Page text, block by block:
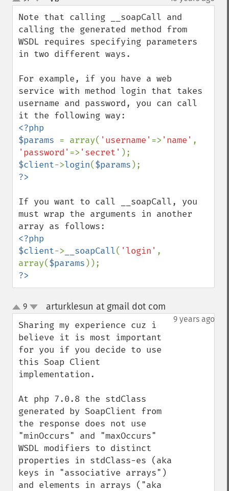
up
down
Note that calling __soapCall and
calling the generated method from
WSDL requires specifying parameters
in two different ways.
For example, if you have a web
service with method login that takes
username and password, you can call
<?php
$params = array( 'username' => 'name'
'password' => 'secret'
$client->login($params
If you want to call __soapCall, you
must wrap the arguments in another
<?php
$client-> __soapCall( 'login' ,
array($params
?>
up
down
9 arturklesun at gmail dot com
9 years ago
Sharing my experience cuz i
believe it is most important
for you if you decide to use
this Soap Client
implementation.
At php 7.0.8 the stdClass
generated by SoapClient from
the response does not use
"minOccurs" and "maxOccurs"
WSDL modifiers to distinct
properties in stdClass-es (aka
keys in "associative arrays")
and elements in arrays ("aka